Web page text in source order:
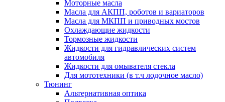
Моторные масла
Масла для АКПП, роботов и вариаторов
Масла для МКПП и приводных мостов
Охлаждающие жидкости
Тормозные жидкости
Жидкости для гидравлических систем
автомобиля
Жидкости для омывателя стекла
Для мототехники (в т.ч лодочное масло)
Тюнинг
Альтернативная оптика